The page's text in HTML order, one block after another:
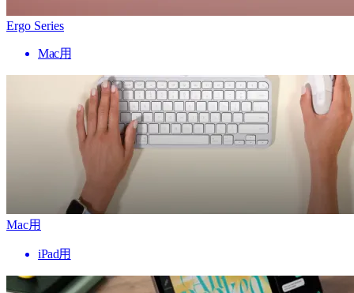
Ergo Series
Mac用
Mac用
iPad用